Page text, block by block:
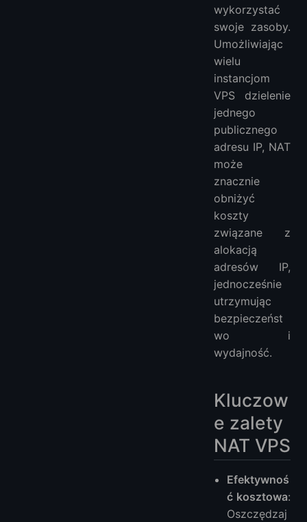
wykorzystać
swoje zasoby.
Umożliwiając
wielu
instancjom
VPS dzielenie
jednego
publicznego
adresu IP, NAT
może
znacznie
obniżyć
koszty
związane z
alokacją
adresów IP,
jednocześnie
utrzymując
bezpieczeńst
wo i
wydajność.
Kluczow
e zalety
NAT VPS
Efektywnoś
ć kosztowa:
Oszczędzaj